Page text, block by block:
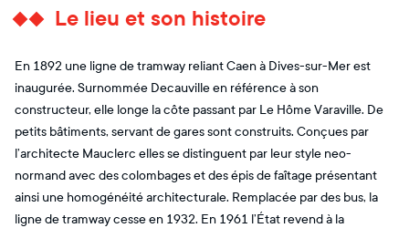
Le lieu et son histoire
En 1892 une ligne de tramway reliant Caen à Dives-sur-Mer est
inaugurée. Surnommée Decauville en référence à son
constructeur, elle longe la côte passant par Le Hôme Varaville. De
petits bâtiments, servant de gares sont construits. Conçues par
l’architecte Mauclerc elles se distinguent par leur style neo-
normand avec des colombages et des épis de faîtage présentant
ainsi une homogénéité architecturale. Remplacée par des bus, la
ligne de tramway cesse en 1932. En 1961 l’État revend à la